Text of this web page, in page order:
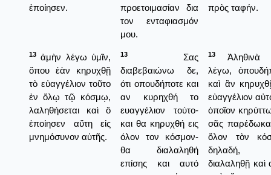
ἐποίησεν.
προετοιμασίαν δια
τον ενταφιασμόν
μου.
πρὸς ταφήν.
13 ἀμὴν λέγω ὑμῖν,
ὅπου ἐὰν κηρυχθῇ
τὸ εὐαγγέλιον τοῦτο
ἐν ὅλῳ τῷ κόσμῳ,
λαληθήσεται καὶ ὃ
ἐποίησεν αὕτη εἰς
μνημόσυνον αὐτῆς.
13
Σας
διαβεβαιώνω δε,
ότι οπουδήποτε και
αν κυρηχθή το
ευαγγέλιον τούτο-
και θα κηρυχθή εις
όλον τον κόσμον-
θα διαλαληθή
επίσης και αυτό
13
Ἀληθινὰ
λέγω,
καὶ ἂν
εὐαγγέλιον
ὁποῖον
σᾶς
ὅλον τὸν
δηλαδή,
διαλαληθῇ καὶ